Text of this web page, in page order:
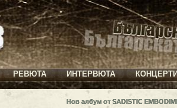
РЕВЮТА ИНТЕРВЮТА КОНЦЕРТИ
Нов албум от SADISTIC